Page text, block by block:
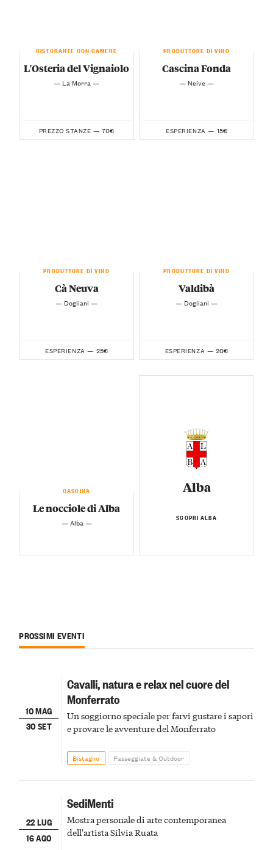
RISTORANTE CON CAMERE
L'Osteria del Vignaiolo
— La Morra —
PREZZO STANZE — 70€
PRODUTTORE DI VINO
Cascina Fonda
— Neive —
ESPERIENZA — 15€
PRODUTTORE DI VINO
Cà Neuva
— Dogliani —
ESPERIENZA — 25€
PRODUTTORE DI VINO
Valdibà
— Dogliani —
ESPERIENZA — 20€
CASCINA
Le nocciole di Alba
— Alba —
Alba
SCOPRI ALBA
PROSSIMI EVENTI
10 MAG
30 SET
Cavalli, natura e relax nel cuore del
Monferrato
Un soggiorno speciale per farvi gustare i sapori
e provare le avventure del Monferrato
Bistagno Passeggiate & Outdoor
22 LUG
16 AGO
SediMenti
Mostra personale di arte contemporanea
dell'artista Silvia Ruata